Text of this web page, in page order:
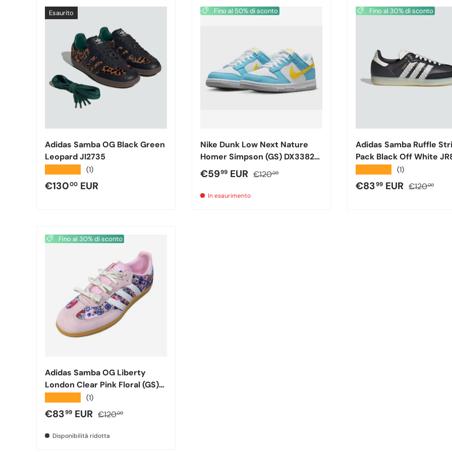
Esaurito
Adidas Samba OG Black Green
Leopard JI2735
(1)
Prezzo normale
€13000 EUR
Fino al 50% di sconto
Nike Dunk Low Next Nature
Homer Simpson (GS) DX3382
400
Prezzo di vendita
€5999 EUR Prezzo normale
€12000
In esaurimento
Fino al 30% di sconto
Adidas Samba Ruffle
Pack Black Off White
(1)
Prezzo di vendita
€8399 EUR Prezzo
€12000
Fino al 30% di sconto
Adidas Samba OG Liberty
London Clear Pink Floral (GS)
Laccio Fiocco JQ2008
(1)
Prezzo di vendita
€8399 EUR Prezzo normale
€12000
Disponibilità ridotta